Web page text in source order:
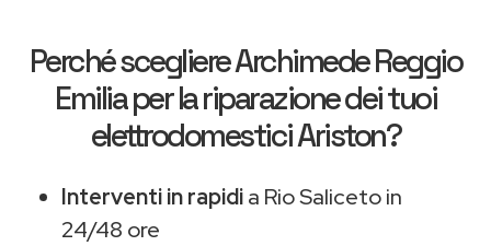
Perché scegliereArchimede Reggio
Emiliaper la riparazione dei tuoi
elettrodomestici Ariston?
Interventi in rapidia Rio Saliceto in
24/48 ore